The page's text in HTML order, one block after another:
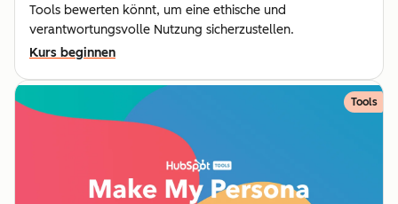
Tools bewerten könnt, um eine ethische und
verantwortungsvolle Nutzung sicherzustellen.
Kurs beginnen
Tools